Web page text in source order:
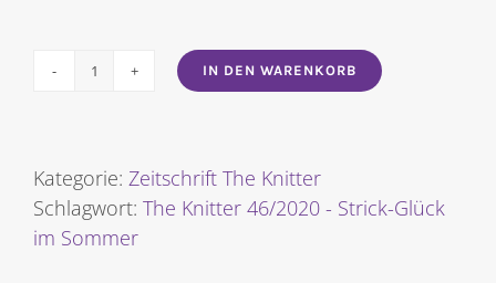
The
-
Strick-
Glück
IN DEN WARENKORB
Kategorie: Zeitschrift The Knitter
Schlagwort: The Knitter 46/2020 - Strick-Glück
im Sommer